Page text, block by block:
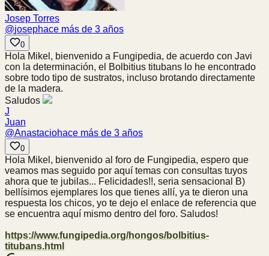
Josep Torres
@josephace más de 3 años
0
Hola Mikel, bienvenido a Fungipedia, de acuerdo con Javi
con la determinación, el Bolbitius titubans lo he encontrado
sobre todo tipo de sustratos, incluso brotando directamente
de la madera.
Saludos
J
Juan
@Anastaciohace más de 3 años
0
Hola Mikel, bienvenido al foro de Fungipedia, espero que
veamos mas seguido por aquí temas con consultas tuyos
ahora que te jubilas... Felicidades!!, seria sensacional B)
bellísimos ejemplares los que tienes allí, ya te dieron una
respuesta los chicos, yo te dejo el enlace de referencia que
se encuentra aquí mismo dentro del foro. Saludos!
https://www.fungipedia.org/hongos/bolbitius-
titubans.html